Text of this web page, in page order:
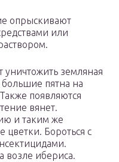
опрыскивают
или
уничтожить земляная
пятна на
появляются
вянет.
и таким же
цветки. Бороться с
возле ибериса.